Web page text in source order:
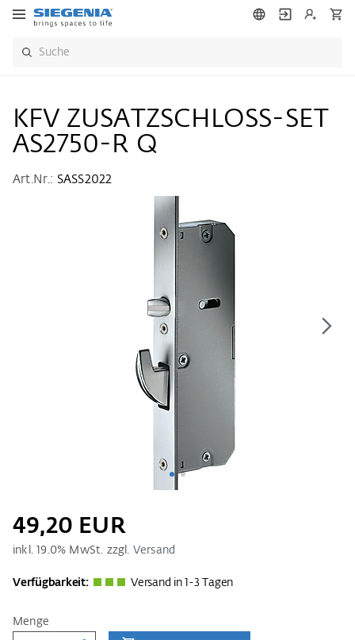
KFV ZUSATZSCHLOSS-SET
AS2750-R Q
Art.Nr.: SASS2022
49,20 EUR
inkl. 19.0% MwSt. zzgl. Versand
Verfügbarkeit: Versand in 1-3 Tagen
Menge